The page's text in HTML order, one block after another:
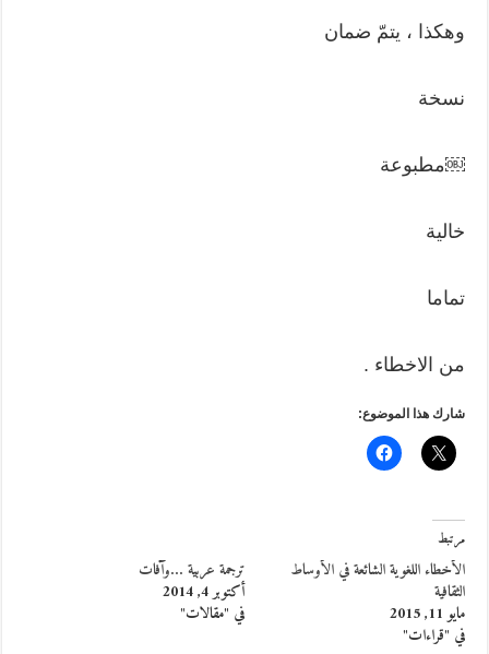
وهكذا ، يتمّ ضمان
نسخة
￼مطبوعة
خالية
تماما
من الاخطاء .
شارك هذا الموضوع:
مرتبط
الأخطاء اللغوية الشائعة في الأوساط
الثقافية
مايو 11, 2015
في "قراءات"
ترجمة عربية …وآفات
أكتوبر 4, 2014
في "مقالات"